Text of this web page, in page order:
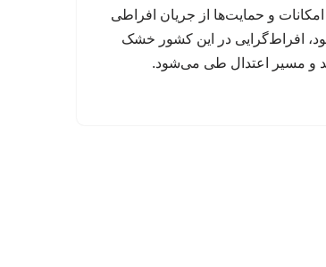
امکانات و حمایت‌ها از جریان افراطی
افراط‌گرایی در این کشور خشک
و مسیر اعتدال طی می‌شود.